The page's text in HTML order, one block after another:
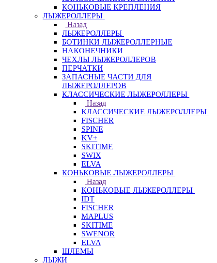
КОНЬКОВЫЕ КРЕПЛЕНИЯ
ЛЫЖЕРОЛЛЕРЫ
Назад
ЛЫЖЕРОЛЛЕРЫ
БОТИНКИ ЛЫЖЕРОЛЛЕРНЫЕ
НАКОНЕЧНИКИ
ЧЕХЛЫ ЛЫЖЕРОЛЛЕРОВ
ПЕРЧАТКИ
ЗАПАСНЫЕ ЧАСТИ ДЛЯ
ЛЫЖЕРОЛЛЕРОВ
КЛАССИЧЕСКИЕ ЛЫЖЕРОЛЛЕРЫ
Назад
КЛАССИЧЕСКИЕ ЛЫЖЕРОЛЛЕРЫ
FISCHER
SPINE
KV+
SKITIME
SWIX
ELVA
КОНЬКОВЫЕ ЛЫЖЕРОЛЛЕРЫ
Назад
КОНЬКОВЫЕ ЛЫЖЕРОЛЛЕРЫ
IDT
FISCHER
MAPLUS
SKITIME
SWENOR
ELVA
ШЛЕМЫ
ЛЫЖИ